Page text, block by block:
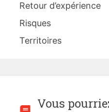
Retour d’expérience
Risques
Territoires
Vous